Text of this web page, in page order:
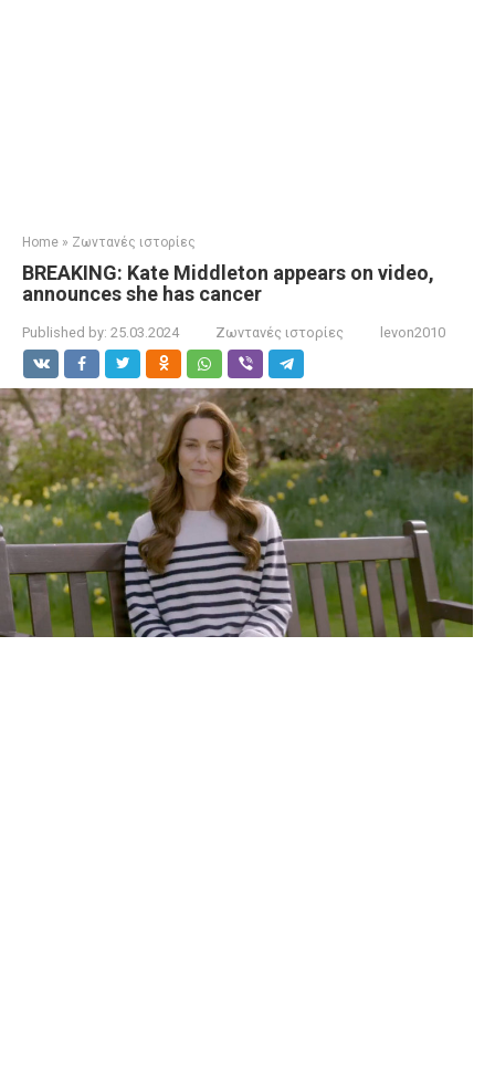
Home » Ζωντανές ιστορίες
BREAKING: Kate Middleton appears on video,
announces she has cancer
Published by: 25.03.2024 Ζωντανές ιστορίες levon2010